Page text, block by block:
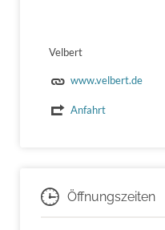
Velbert
www.velbert.de
Anfahrt
Öffnungszeiten